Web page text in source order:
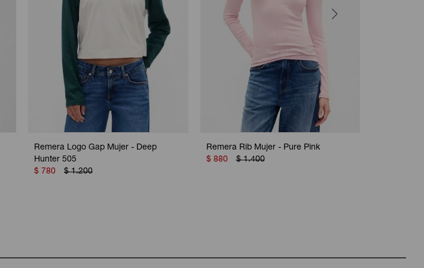
Remera Logo Gap Mujer - Deep
Hunter 505
$ 780 $ 1.200
Remera Rib Mujer - Pure Pink
$ 880 $ 1.400